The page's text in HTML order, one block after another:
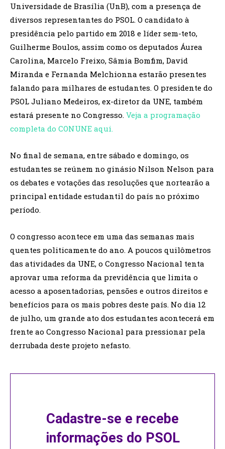
Universidade de Brasília (UnB), com a presença de
diversos representantes do PSOL. O candidato à
presidência pelo partido em 2018 e líder sem-teto,
Guilherme Boulos, assim como os deputados Áurea
Carolina, Marcelo Freixo, Sâmia Bomfim, David
Miranda e Fernanda Melchionna estarão presentes
falando para milhares de estudantes. O presidente do
PSOL Juliano Medeiros, ex-diretor da UNE, também
estará presente no Congresso. Veja a programação
completa do CONUNE aqui.
No final de semana, entre sábado e domingo, os
estudantes se reúnem no ginásio Nilson Nelson para
os debates e votações das resoluções que nortearão a
principal entidade estudantil do país no próximo
período.
O congresso acontece em uma das semanas mais
quentes politicamente do ano. A poucos quilômetros
das atividades da UNE, o Congresso Nacional tenta
aprovar uma reforma da previdência que limita o
acesso a aposentadorias, pensões e outros direitos e
benefícios para os mais pobres deste país. No dia 12
de julho, um grande ato dos estudantes acontecerá em
frente ao Congresso Nacional para pressionar pela
derrubada deste projeto nefasto.
Cadastre-se e recebe
informações do PSOL